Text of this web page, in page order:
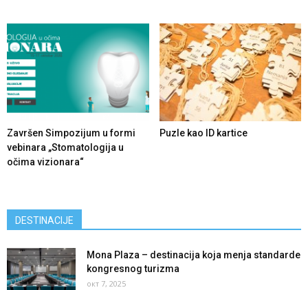
Završen Simpozijum u formi
vebinara „Stomatologija u
očima vizionara“
Puzle kao ID kartice
DESTINACIJE
Mona Plaza – destinacija koja menja standarde
kongresnog turizma
окт 7, 2025